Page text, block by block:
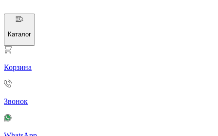
Каталог
Корзина
Звонок